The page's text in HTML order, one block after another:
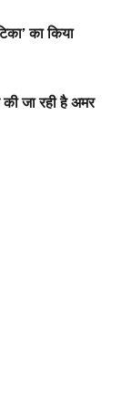
का किया
जा रही है अमर